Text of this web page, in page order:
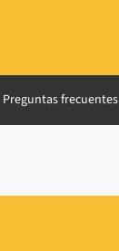
Preguntas frecuentes